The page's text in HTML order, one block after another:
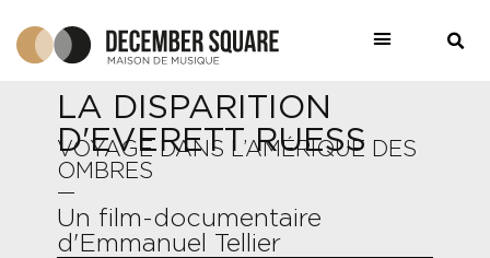
LA DISPARITION
D'EVERETT RUESS
VOYAGE DANS L’AMÉRIQUE DES
OMBRES
—
Un film-documentaire
d'Emmanuel Tellier